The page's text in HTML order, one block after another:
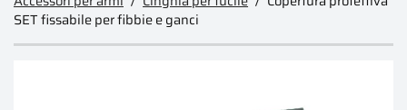
SET fissabile per fibbie e ganci